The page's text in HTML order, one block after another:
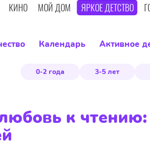
КИНО МОЙ ДОМ ЯРКОЕ ДЕТСТВО
Календарь Активное
0-2 года 3-5 лет
к чтению: